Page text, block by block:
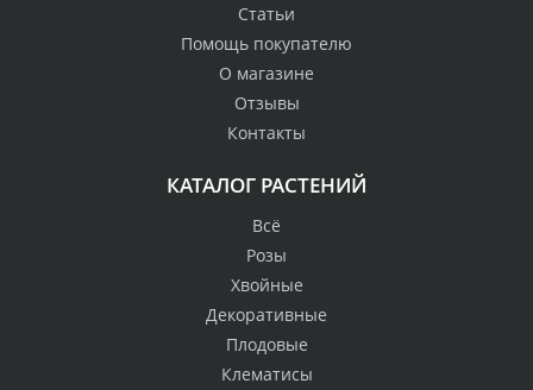
Статьи
Помощь покупателю
О магазине
Отзывы
Контакты
КАТАЛОГ РАСТЕНИЙ
Всё
Розы
Хвойные
Декоративные
Плодовые
Клематисы